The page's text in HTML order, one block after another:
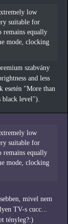
low
suitable for
remains equally
mode, clocking
szabvány
and less
esetén "More than
black level").
low
suitable for
remains equally
mode, clocking
mivel nem
TV-s cucc...
tényleg?:)